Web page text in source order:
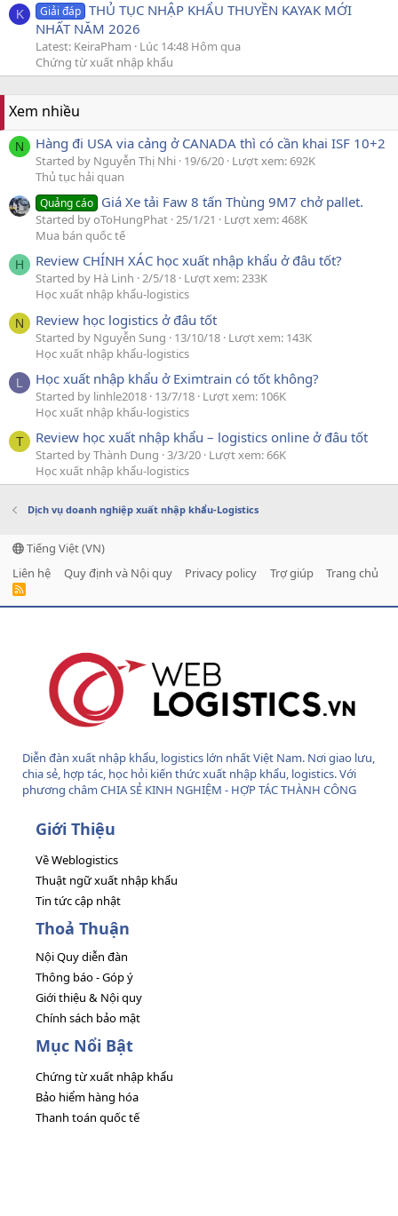
K Giải đáp THỦ TỤC NHẬP KHẨU THUYỀN KAYAK MỚI
NHẤT NĂM 2026
Latest: KeiraPham
Lúc 14:48 Hôm qua
Chứng từ xuất nhập khẩu
Xem nhiều
N Hàng đi USA via cảng ở CANADA thì có cần khai ISF 10+2
Started by Nguyễn Thị Nhi 19/6/20 Lượt xem: 692K
Thủ tục hải quan
Quảng cáo Giá Xe tải Faw 8 tấn Thùng 9M7 chở pallet.
Started by oToHungPhat 25/1/21
Lượt xem: 468K
Mua bán quốc tế
H Review CHÍNH XÁC học xuất nhập khẩu ở đâu tốt?
Started by Hà Linh 2/5/18 Lượt xem: 233K
Học xuất nhập khẩu-logistics
N Review học logistics ở đâu tốt
Started by Nguyễn Sung 13/10/18 Lượt xem: 143K
Học xuất nhập khẩu-logistics
L Học xuất nhập khẩu ở Eximtrain có tốt không?
Started by linhle2018 13/7/18 Lượt xem: 106K
Học xuất nhập khẩu-logistics
T Review học xuất nhập khẩu – logistics online ở đâu tốt
Started by Thành Dung 3/3/20 Lượt xem: 66K
Học xuất nhập khẩu-logistics
Dịch vụ doanh nghiệp xuất nhập khẩu-Logistics
Tiếng Việt (VN)
Liên hệ
Quy định và Nội quy Privacy policy Trợ giúp Trang chủ
R
Diễn đàn xuất nhập khẩu, logistics lớn nhất Việt Nam. Nơi giao lưu,
chia sẻ, hợp tác, học hỏi kiến thức xuất nhập khẩu, logistics. Với
phương châm CHIA SẺ KINH NGHIỆM - HỢP TÁC THÀNH CÔNG
Giới Thiệu
Về Weblogistics
Thuật ngữ xuất nhập khẩu
Tin tức cập nhật
Thoả Thuận
Nội Quy diễn đàn
Thông báo - Góp ý
Giới thiệu & Nội quy
Chính sách bảo mật
Mục Nổi Bật
Chứng từ xuất nhập khẩu
Bảo hiểm hàng hóa
Thanh toán quốc tế